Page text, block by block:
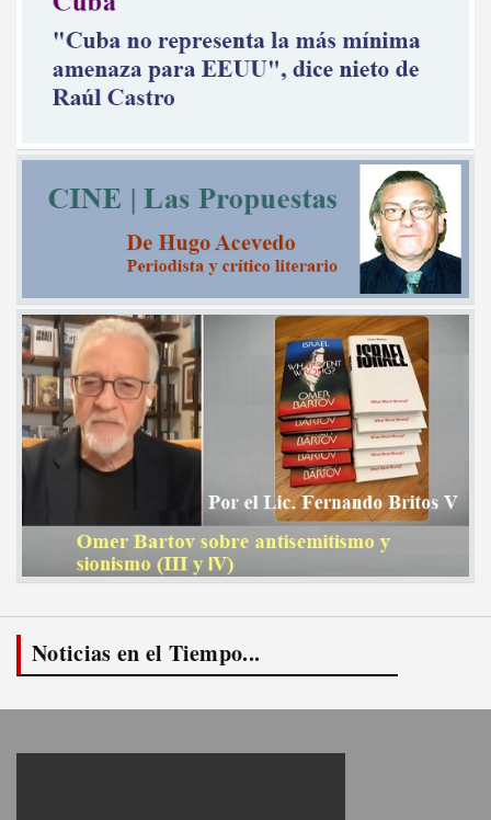
Noticias en el Tiempo...